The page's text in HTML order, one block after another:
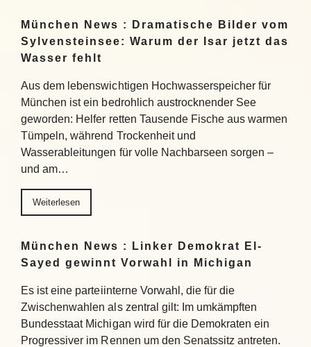
München News : Dramatische Bilder vom
Sylvensteinsee: Warum der Isar jetzt das
Wasser fehlt
Aus dem lebenswichtigen Hochwasserspeicher für
München ist ein bedrohlich austrocknender See
geworden: Helfer retten Tausende Fische aus warmen
Tümpeln, während Trockenheit und
Wasserableitungen für volle Nachbarseen sorgen –
und am…
Weiterlesen
München News : Linker Demokrat El-
Sayed gewinnt Vorwahl in Michigan
Es ist eine parteiinterne Vorwahl, die für die
Zwischenwahlen als zentral gilt: Im umkämpften
Bundesstaat Michigan wird für die Demokraten ein
Progressiver im Rennen um den Senatssitz antreten.